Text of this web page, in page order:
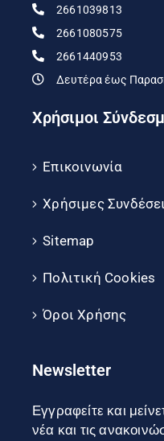
2661039813
2661080575
2661440953
Δευτέρα έως
Χρήσιμοι
Επικοινωνία
Χρήσιμες
Sitemap
Πολιτική Cookies
Όροι Χρήσης
Newsletter
Εγγραφείτε και
νέα και τις